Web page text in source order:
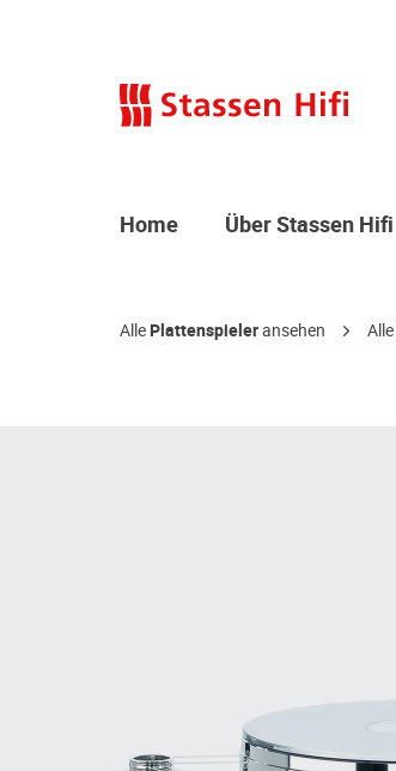
Home Über Stassen Hifi
AllePlattenspieleransehen Alle